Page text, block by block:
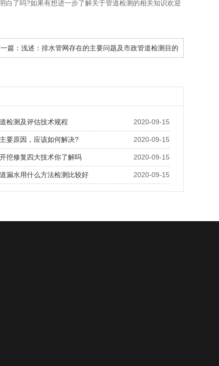
白了吗?如果有想进一步了解关于管道检测的相关知识欢迎
篇： 浅述：排水管网存在的主要问题及市政管道检测目的
2020-09-15
检测及评估技术规程
2020-09-15
要原因，应该如何解决?
2020-09-15
挖修复四大技术你了解吗
2020-09-15
漏水用什么方法检测比较好